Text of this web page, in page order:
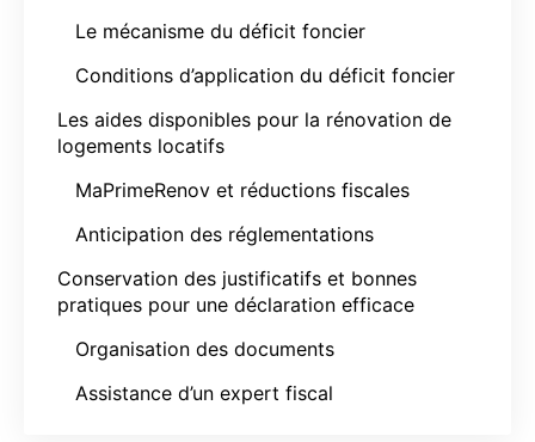
Le mécanisme du déficit foncier
Conditions d’application du déficit foncier
Les aides disponibles pour la rénovation de
logements locatifs
MaPrimeRenov et réductions fiscales
Anticipation des réglementations
Conservation des justificatifs et bonnes
pratiques pour une déclaration efficace
Organisation des documents
Assistance d’un expert fiscal